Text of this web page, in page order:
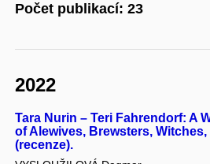
Počet publikací: 23
2022
Tara Nurin – Teri Fahrendorf: A
of Alewives, Brewsters,
(recenze).